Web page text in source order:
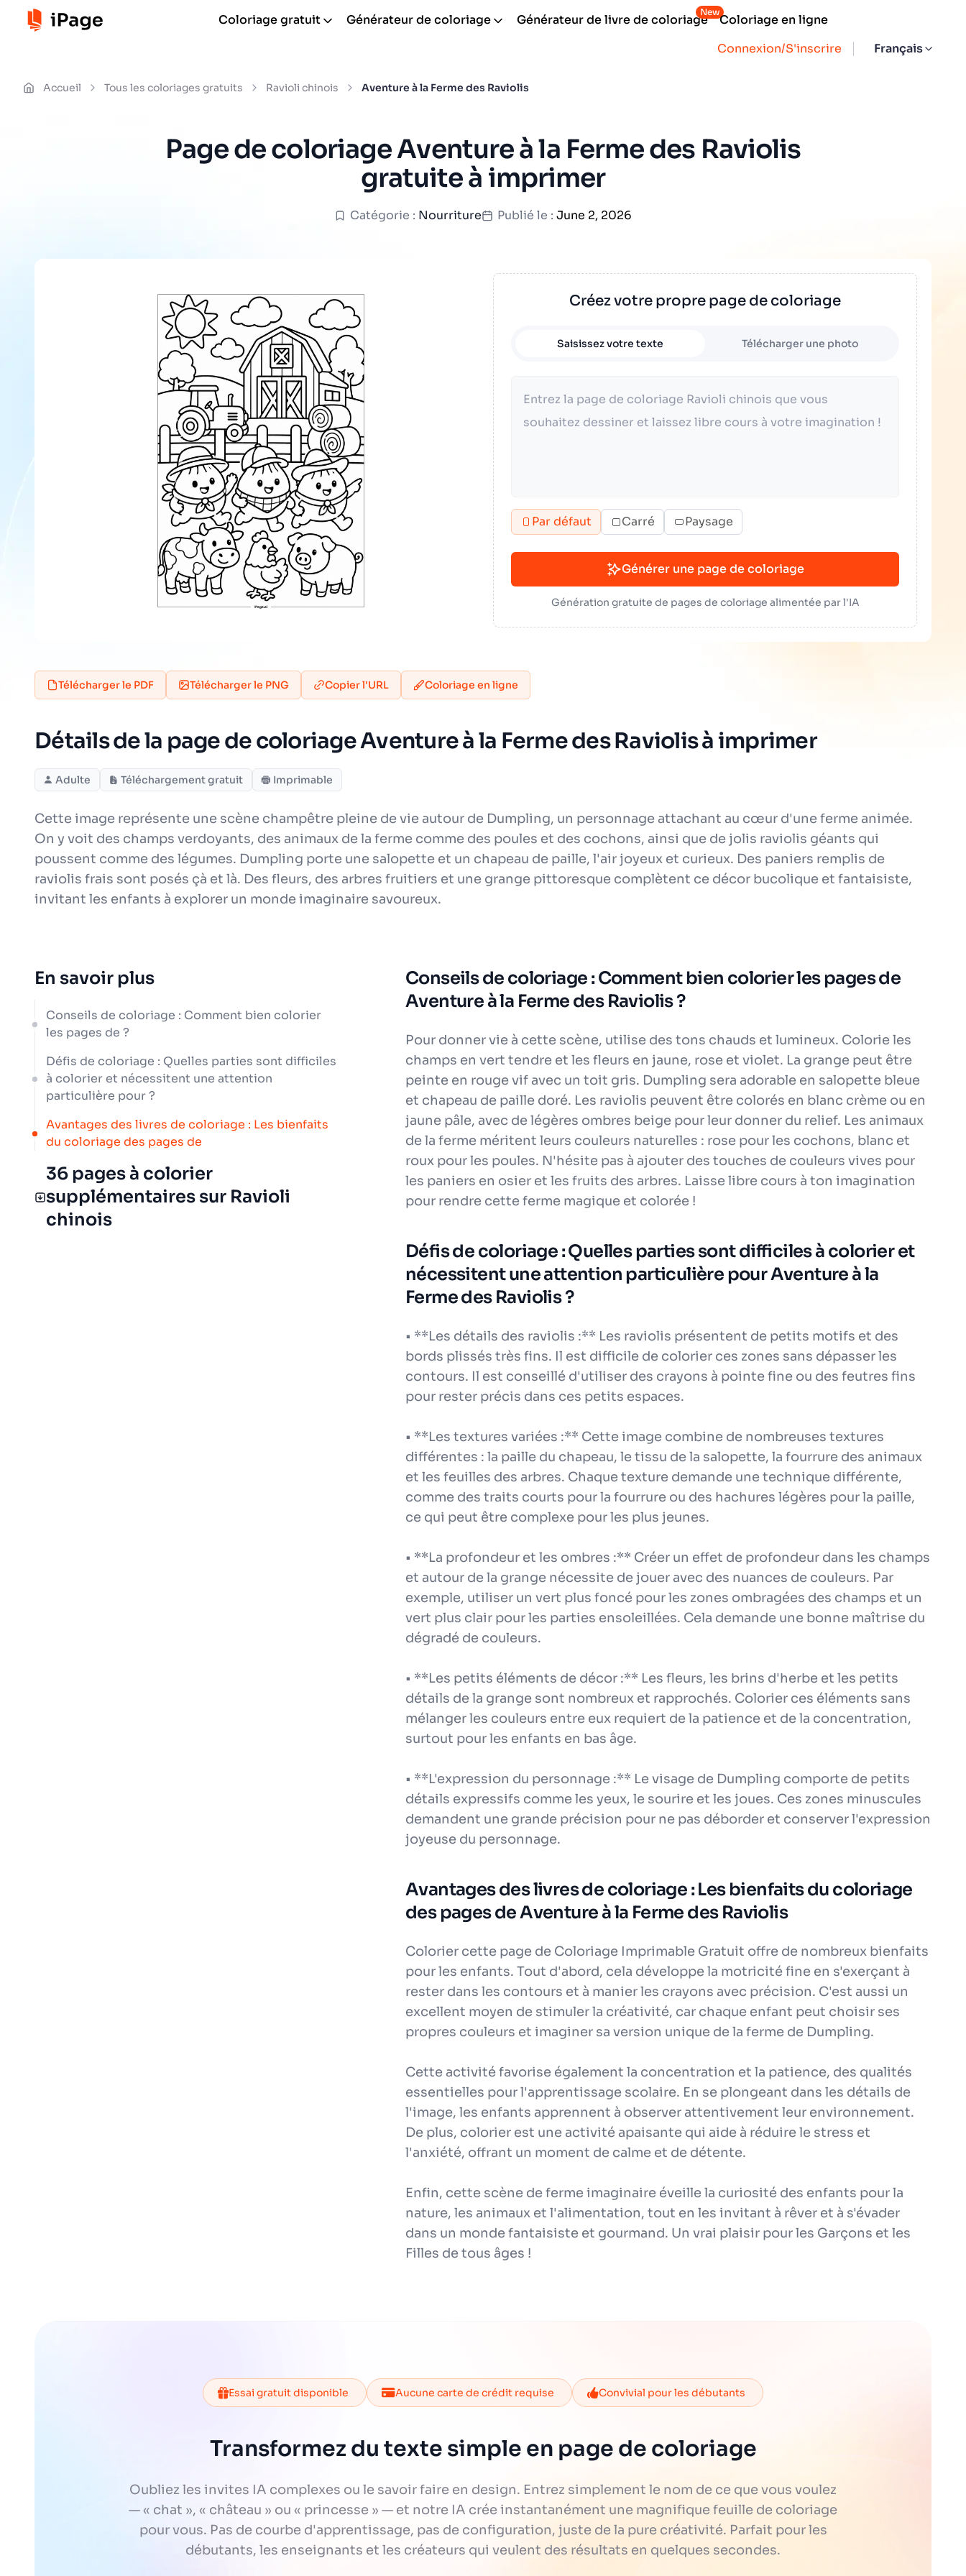
Connexion/S'inscrire Français
Coloriage gratuit Générateur de coloriage Générateur de livre de coloriage
New
Coloriage en ligne
Accueil Tous les coloriages gratuits Ravioli chinois Aventure à la Ferme des Raviolis
Page de coloriage Aventure à la Ferme des Raviolis
gratuite à imprimer
Catégorie : Nourriture Publié le : June 2, 2026
Créez votre propre page de coloriage
Saisissez votre texte Télécharger une photo
Par défaut Carré Paysage
Générer une page de coloriage
Génération gratuite de pages de coloriage alimentée par l'IA
Télécharger le PDF Télécharger le PNG Copier l'URL Coloriage en ligne
Détails de la page de coloriage Aventure à la Ferme des Raviolis à imprimer
Adulte Téléchargement gratuit Imprimable
Cette image représente une scène champêtre pleine de vie autour de Dumpling, un personnage attachant au cœur d'une ferme animée.
On y voit des champs verdoyants, des animaux de la ferme comme des poules et des cochons, ainsi que de jolis raviolis géants qui
poussent comme des légumes. Dumpling porte une salopette et un chapeau de paille, l'air joyeux et curieux. Des paniers remplis de
raviolis frais sont posés çà et là. Des fleurs, des arbres fruitiers et une grange pittoresque complètent ce décor bucolique et fantaisiste,
invitant les enfants à explorer un monde imaginaire savoureux.
En savoir plus
Conseils de coloriage : Comment bien colorier
les pages de ?
Défis de coloriage : Quelles parties sont difficiles
à colorier et nécessitent une attention
particulière pour ?
Avantages des livres de coloriage : Les bienfaits
du coloriage des pages de
36 pages à colorier
supplémentaires sur Ravioli
chinois
Conseils de coloriage : Comment bien colorier les pages de
Aventure à la Ferme des Raviolis ?
Pour donner vie à cette scène, utilise des tons chauds et lumineux. Colorie les
champs en vert tendre et les fleurs en jaune, rose et violet. La grange peut être
peinte en rouge vif avec un toit gris. Dumpling sera adorable en salopette bleue
et chapeau de paille doré. Les raviolis peuvent être colorés en blanc crème ou en
jaune pâle, avec de légères ombres beige pour leur donner du relief. Les animaux
de la ferme méritent leurs couleurs naturelles : rose pour les cochons, blanc et
roux pour les poules. N'hésite pas à ajouter des touches de couleurs vives pour
les paniers en osier et les fruits des arbres. Laisse libre cours à ton imagination
pour rendre cette ferme magique et colorée !
Défis de coloriage : Quelles parties sont difficiles à colorier et
nécessitent une attention particulière pour Aventure à la
Ferme des Raviolis ?
• **Les détails des raviolis :** Les raviolis présentent de petits motifs et des
bords plissés très fins. Il est difficile de colorier ces zones sans dépasser les
contours. Il est conseillé d'utiliser des crayons à pointe fine ou des feutres fins
pour rester précis dans ces petits espaces.
• **Les textures variées :** Cette image combine de nombreuses textures
différentes : la paille du chapeau, le tissu de la salopette, la fourrure des animaux
et les feuilles des arbres. Chaque texture demande une technique différente,
comme des traits courts pour la fourrure ou des hachures légères pour la paille,
ce qui peut être complexe pour les plus jeunes.
• **La profondeur et les ombres :** Créer un effet de profondeur dans les champs
et autour de la grange nécessite de jouer avec des nuances de couleurs. Par
exemple, utiliser un vert plus foncé pour les zones ombragées des champs et un
vert plus clair pour les parties ensoleillées. Cela demande une bonne maîtrise du
dégradé de couleurs.
• **Les petits éléments de décor :** Les fleurs, les brins d'herbe et les petits
détails de la grange sont nombreux et rapprochés. Colorier ces éléments sans
mélanger les couleurs entre eux requiert de la patience et de la concentration,
surtout pour les enfants en bas âge.
• **L'expression du personnage :** Le visage de Dumpling comporte de petits
détails expressifs comme les yeux, le sourire et les joues. Ces zones minuscules
demandent une grande précision pour ne pas déborder et conserver l'expression
joyeuse du personnage.
Avantages des livres de coloriage : Les bienfaits du coloriage
des pages de Aventure à la Ferme des Raviolis
Colorier cette page de Coloriage Imprimable Gratuit offre de nombreux bienfaits
pour les enfants. Tout d'abord, cela développe la motricité fine en s'exerçant à
rester dans les contours et à manier les crayons avec précision. C'est aussi un
excellent moyen de stimuler la créativité, car chaque enfant peut choisir ses
propres couleurs et imaginer sa version unique de la ferme de Dumpling.
Cette activité favorise également la concentration et la patience, des qualités
essentielles pour l'apprentissage scolaire. En se plongeant dans les détails de
l'image, les enfants apprennent à observer attentivement leur environnement.
De plus, colorier est une activité apaisante qui aide à réduire le stress et
l'anxiété, offrant un moment de calme et de détente.
Enfin, cette scène de ferme imaginaire éveille la curiosité des enfants pour la
nature, les animaux et l'alimentation, tout en les invitant à rêver et à s'évader
dans un monde fantaisiste et gourmand. Un vrai plaisir pour les Garçons et les
Filles de tous âges !
Essai gratuit disponible Aucune carte de crédit requise Convivial pour les débutants
Transformez du texte simple en page de coloriage
Oubliez les invites IA complexes ou le savoir faire en design. Entrez simplement le nom de ce que vous voulez
— « chat », « château » ou « princesse » — et notre IA crée instantanément une magnifique feuille de coloriage
pour vous. Pas de courbe d'apprentissage, pas de configuration, juste de la pure créativité. Parfait pour les
débutants, les enseignants et les créateurs qui veulent des résultats en quelques secondes.